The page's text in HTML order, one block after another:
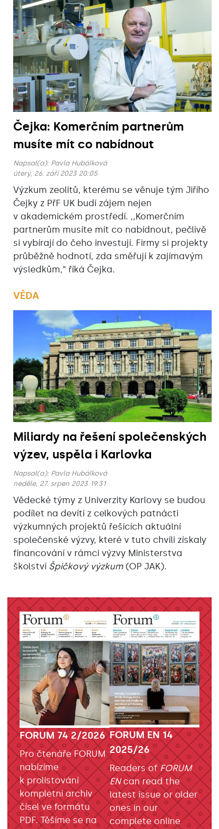
Čejka: Komerčním partnerům
musíte mít co nabídnout
Napsal(a): Pavla Hubálková
úterý, 26. září 2023 20:05
Výzkum zeolitů, kterému se věnuje tým Jiřího
Čejky z PřF UK budí zájem nejen
v akademickém prostředí. ,,Komerčním
partnerům musíte mít co nabídnout, pečlivě
si vybírají do čeho investují. Firmy si projekty
průběžně hodnotí, zda směřují k zajímavým
výsledkům,“ říká Čejka.
VĚDA
Miliardy na řešení společenských
výzev, uspěla i Karlovka
Napsal(a): Pavla Hubálková
neděle, 27. srpen 2023 19:31
Vědecké týmy z Univerzity Karlovy se budou
podílet na devíti z celkových patnácti
výzkumných projektů řešících aktuální
společenské výzvy, které v tuto chvíli získaly
financování v rámci výzvy Ministerstva
školství Špičkový výzkum (OP JAK).
FORUM 74 2/2026
Pro čtenáře FORUM
nabízíme
k prolistování
kompletní archiv
čísel ve formátu
PDF. Těšíme se na
FORUM EN 14
2025/26
Readers of FORUM
ENcan read the
latest issue or older
ones in our
complete online